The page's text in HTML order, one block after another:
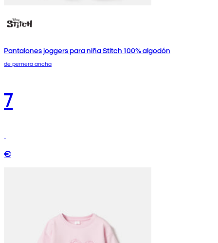
Pantalones joggers para niña Stitch 100% algodón
de pernera ancha
7
€